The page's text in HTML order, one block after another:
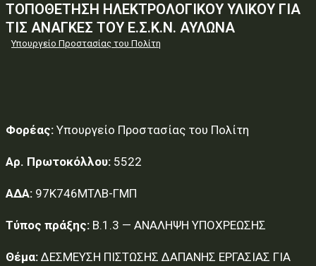
ΤΟΠΟΘΕΤΗΣΗ ΗΛΕΚΤΡΟΛΟΓΙΚΟΥ ΥΛΙΚΟΥ ΓΙΑ
ΤΙΣ ΑΝΑΓΚΕΣ ΤΟΥ Ε.Σ.Κ.Ν. ΑΥΛΩΝΑ
Υπουργείο Προστασίας του Πολίτη
Φορέας: Υπουργείο Προστασίας του Πολίτη
Αρ. Πρωτοκόλλου: 5522
ΑΔΑ: 97Κ746ΜΤΛΒ-ΓΜΠ
Τύπος πράξης: Β.1.3 — ΑΝΑΛΗΨΗ ΥΠΟΧΡΕΩΣΗΣ
Θέμα: ΔΕΣΜΕΥΣΗ ΠΙΣΤΩΣΗΣ ΔΑΠΑΝΗΣ ΕΡΓΑΣΙΑΣ ΓΙΑ